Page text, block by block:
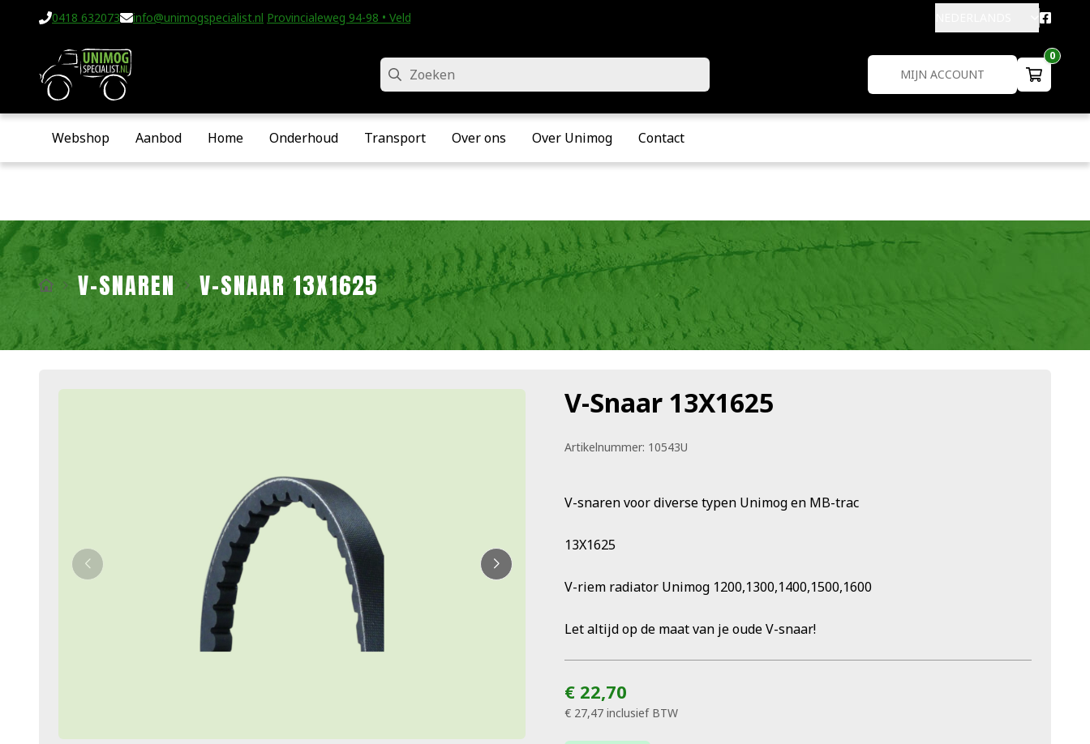
0418 632073 info@unimogspecialist.nl Provincialeweg 94-98 • Velddriel
MIJN ACCOUNT
0
Zoeken
Webshop Aanbod Home Onderhoud Transport Over ons Over Unimog Contact
V-SNAREN V-SNAAR 13X1625
V-Snaar 13X1625
Artikelnummer: 10543U
V-snaren voor diverse typen Unimog en MB-trac
13X1625
V-riem radiator Unimog 1200,1300,1400,1500,1600
Let altijd op de maat van je oude V-snaar!
€ 22,70
€ 27,47 inclusief BTW